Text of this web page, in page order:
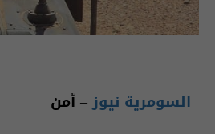
السومرية نيوز– أمن